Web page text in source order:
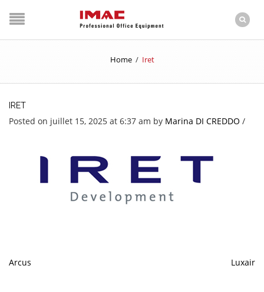
Home / Iret
IRET
Posted on juillet 15, 2025 at 6:37 am by Marina DI CREDDO /
Arcus Luxair